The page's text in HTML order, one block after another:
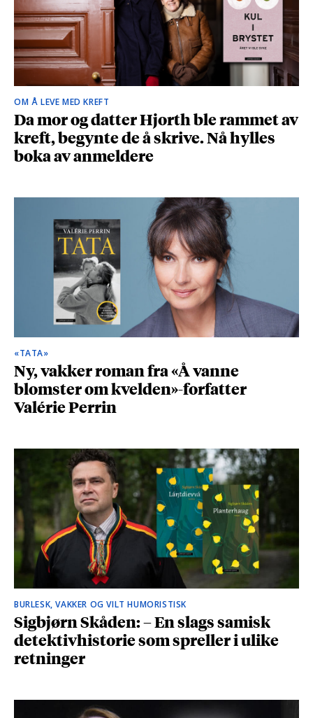
OM Å LEVE MED KREFT
Da mor og datter Hjorth ble rammet av
kreft, begynte de å skrive. Nå hylles
boka av anmeldere
«TATA»
Ny, vakker roman fra «Å vanne
blomster om kvelden»-forfatter
Valérie Perrin
BURLESK, VAKKER OG VILT HUMORISTISK
Sigbjørn Skåden: – En slags samisk
detektivhistorie som spreller i ulike
retninger